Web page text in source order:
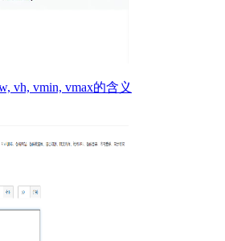
vh, vmin, vmax的含义